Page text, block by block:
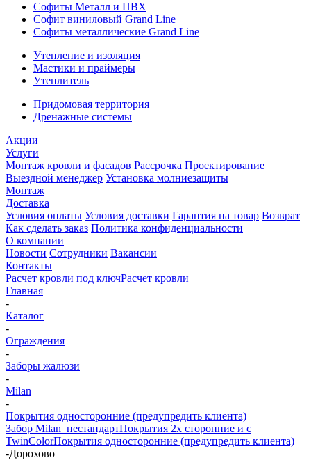
Софиты Металл и ПВХ
Софит виниловый Grand Line
Софиты металлические Grand Line
Утепление и изоляция
Мастики и праймеры
Утеплитель
Придомовая территория
Дренажные системы
Акции
Услуги
Монтаж кровли и фасадов Рассрочка Проектирование
Выездной менеджер Установка молниезащиты
Монтаж
Доставка
Условия оплаты Условия доставки Гарантия на товар Возврат
Как сделать заказ Политика конфиденциальности
О компании
Новости Сотрудники Вакансии
Контакты
Расчет кровли под ключРасчет кровли
Главная
-
Каталог
-
Ограждения
-
Заборы жалюзи
-
Milan
-
Покрытия односторонние (предупредить клиента)
Забор Milan_нестандартПокрытия 2х сторонние и с
TwinColorПокрытия односторонние (предупредить клиента)
-Дорохово